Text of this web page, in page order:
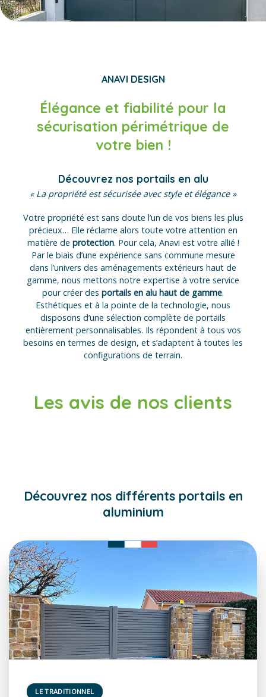
ANAVI DESIGN
Élégance et fiabilité pour la
sécurisation périmétrique de
votre bien !
Découvrez nos portails en alu
« La propriété est sécurisée avec style et élégance »
Votre propriété est sans doute l’un de vos biens les plus
précieux… Elle réclame alors toute votre attention en
matière de protection. Pour cela, Anavi est votre allié !
Par le biais d’une expérience sans commune mesure
dans l’univers des aménagements extérieurs haut de
gamme, nous mettons notre expertise à votre service
pour créer des portails en alu haut de gamme.
Esthétiques et à la pointe de la technologie, nous
disposons d’une sélection complète de portails
entièrement personnalisables. Ils répondent à tous vos
besoins en termes de design, et s’adaptent à toutes les
configurations de terrain.
Les avis de nos clients
Découvrez nos différents portails en
aluminium
LE TRADITIONNEL